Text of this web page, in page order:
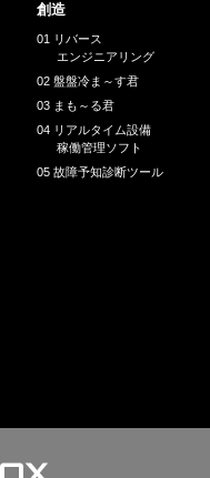
創造
01 リバース
エンジニアリング
02 盤盤冷ま～す君
03 まも～る君
04 リアルタイム設備
稼働管理ソフト
05 故障予知診断ツール